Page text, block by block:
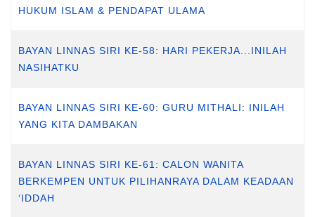
HUKUM ISLAM & PENDAPAT ULAMA
BAYAN LINNAS SIRI KE-58: HARI PEKERJA...INILAH
NASIHATKU
BAYAN LINNAS SIRI KE-60: GURU MITHALI: INILAH
YANG KITA DAMBAKAN
BAYAN LINNAS SIRI KE-61: CALON WANITA
BERKEMPEN UNTUK PILIHANRAYA DALAM KEADAAN
‘IDDAH